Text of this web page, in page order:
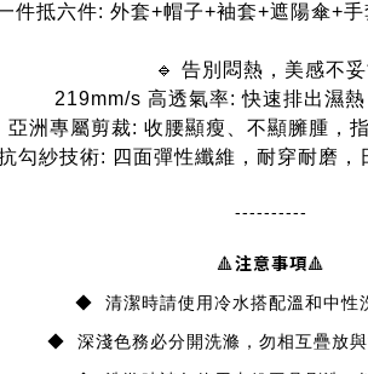
件抵六件: 外套+帽子+袖套+遮陽傘+
🔹 告別悶熱，美感不
219mm/s 高透氣率: 快速排出濕
亞洲專屬剪裁: 收腰顯瘦、不顯臃腫，
勾紗技術: 四面彈性纖維，耐穿耐磨，
----------
🔺注意事項🔺
◆ 清潔時請使用冷水搭配溫和中性
◆ 深淺色務必分開洗滌，勿相互疊放